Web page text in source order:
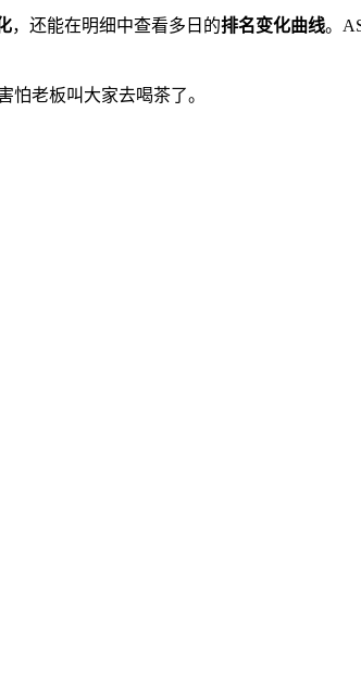
，还能在明细中查看多日的排名变化曲线。
老板叫大家去喝茶了。